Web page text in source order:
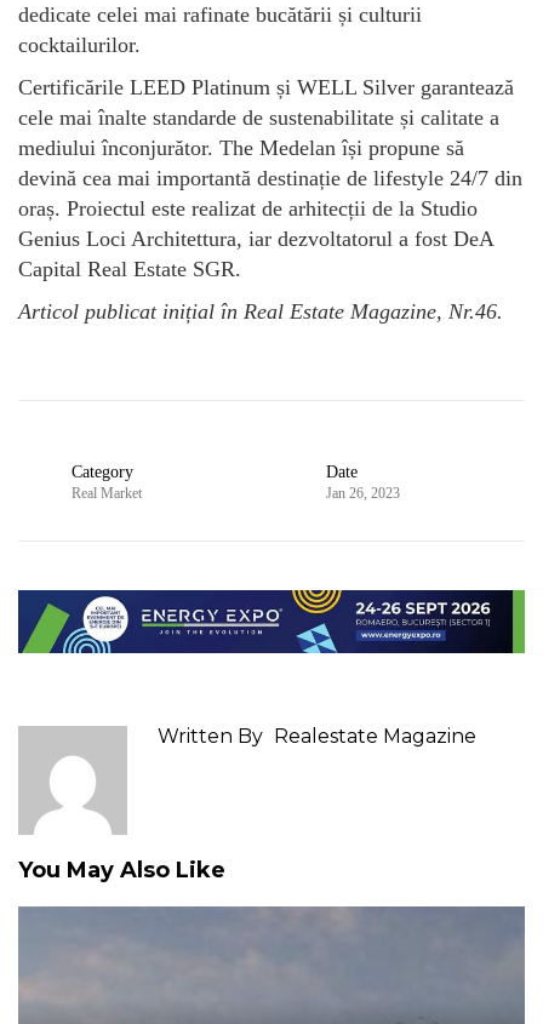
dedicate celei mai rafinate bucătării și culturii
cocktailurilor.
Certificările LEED Platinum și WELL Silver garantează
cele mai înalte standarde de sustenabilitate și calitate a
mediului înconjurător. The Medelan își propune să
devină cea mai importantă destinație de lifestyle 24/7 din
oraș. Proiectul este realizat de arhitecții de la Studio
Genius Loci Architettura, iar dezvoltatorul a fost DeA
Capital Real Estate SGR.
Articol publicat inițial în Real Estate Magazine, Nr.46.
Category
Real Market
Date
Jan 26, 2023
Written By Realestate Magazine
You May Also Like